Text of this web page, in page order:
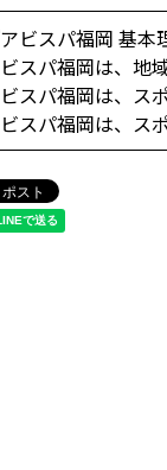
アビスパ福岡 基本
スパ福岡は、地
スパ福岡は、ス
スパ福岡は、ス